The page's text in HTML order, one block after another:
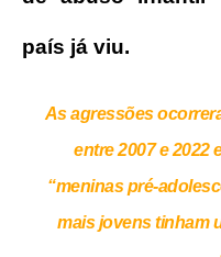
país já viu.
As agressões
entre 2007 e 2022
“meninas pré-
mais jovens tinham